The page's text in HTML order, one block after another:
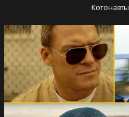
Котонавты